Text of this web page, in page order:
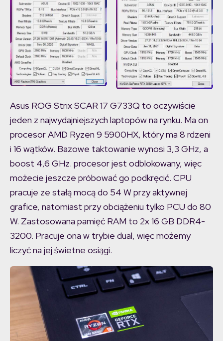
Asus ROG Strix SCAR 17 G733Q to oczywiście
jeden z najwydajniejszych laptopów na rynku. Ma on
procesor AMD Ryzen 9 5900HX, który ma 8 rdzeni
i 16 wątków. Bazowe taktowanie wynosi 3,3 GHz, a
boost 4,6 GHz. procesor jest odblokowany, więc
możecie jeszcze próbować go podkręcić. CPU
pracuje ze stałą mocą do 54 W przy aktywnej
grafice, natomiast przy obciążeniu tylko PCU do 80
W. Zastosowana pamięć RAM to 2x 16 GB DDR4-
3200. Pracuje ona w trybie dual, więc możemy
liczyć na jej świetne osiągi.